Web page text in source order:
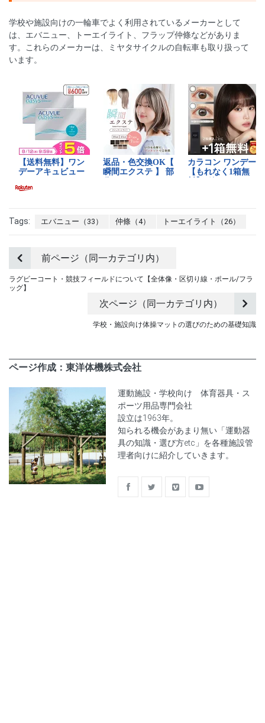
学校や施設向けの一輪車でよく利用されているメーカーとして
は、エバニュー、トーエイライト、フラップ仲條などがありま
す。これらのメーカーは、ミヤタサイクルの自転車も取り扱って
います。
Tags: エバニュー（33） 仲條（4） トーエイライト（26）
前ページ（同一カテゴリ内）
ラグビーコート・競技フィールドについて【全体像・区切り線・ポール/フラ
ッグ】
次ページ（同一カテゴリ内）
学校・施設向け体操マットの選びのための基礎知識
ページ作成：東洋体機株式会社
運動施設・学校向け 体育器具・ス
ポーツ用品専門会社
設立は1963年。
知られる機会があまり無い「運動器
具の知識・選び方etc」を各種施設管
理者向けに紹介していきます。